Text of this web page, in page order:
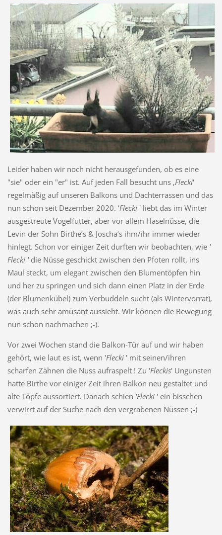
Leider haben wir noch nicht herausgefunden, ob es eine
"sie" oder ein "er" ist. Auf jeden Fall besucht uns ‚Flecki‘
regelmäßig auf unseren Balkons und Dachterrassen und das
nun schon seit Dezember 2020. ‘Flecki' liebt das im Winter
ausgestreute Vogelfutter, aber vor allem Haselnüsse, die
Levin der Sohn Birthe’s & Joscha‘s ihm/ihr immer wieder
hinlegt. Schon vor einiger Zeit durften wir beobachten, wie '
Flecki 'die Nüsse geschickt zwischen den Pfoten rollt, ins
Maul steckt, um elegant zwischen den Blumentöpfen hin
und her zu springen und sich dann einen Platz in der Erde
(der Blumenkübel) zum Verbuddeln sucht (als Wintervorrat),
was auch sehr amüsant aussieht. Wir können die Bewegung
nun schon nachmachen ;-).
Vor zwei Wochen stand die Balkon-Tür auf und wir haben
gehört, wie laut es ist, wenn 'Flecki' mit seinen/ihren
scharfen Zähnen die Nuss aufraspelt ! Zu 'Fleckis' Ungunsten
hatte Birthe vor einiger Zeit ihren Balkon neu gestaltet und
alte Töpfe aussortiert. Danach schien 'Flecki' ein bisschen
verwirrt auf der Suche nach den vergrabenen Nüssen ;-)